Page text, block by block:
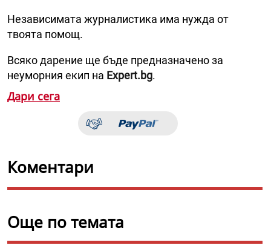
Независимата журналистика има нужда от
твоята помощ.
Всяко дарение ще бъде предназначено за
неуморния екип на Expert.bg.
Дари сега
Коментари
Още по темата